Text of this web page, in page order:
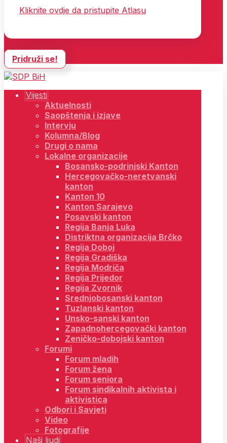
Kliknite ovdje da pristupite Atlasu
Pridruži se!
Vijesti
Aktuelnosti
Saopštenja i izjave
Intervju
Kolumna/Blog
Drugi o nama
Lokalne organizacije
Bosansko-podrinjski Kanton
Hercegovačko-neretvanski
kanton
Kanton 10
Kanton Sarajevo
Posavski kanton
Regija Banja Luka
Distriktna organizacija Brčko
Regija Doboj
Regija Gradiška
Regija Modriča
Regija Prijedor
Regija Zvornik
Srednjobosanski kanton
Tuzlanski kanton
Unsko-sanski kanton
Zapadnohercegovački kanton
Zeničko-dobojski kanton
Forumi
Forum mladih
Forum žena
Forum seniora
Forum sindikalnih aktivista i
aktivistica
Odbori i Savjeti
Video
Fotografije
Naši ljudi